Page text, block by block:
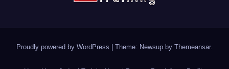
Proudly powered by WordPress | Theme: Newsup by Themeansar.